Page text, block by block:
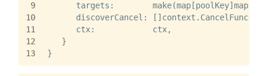
9
10
11
12
13
targets:
      discoverCancel: []context.CancelFunc{},
      ctx:            ctx,
   }
}